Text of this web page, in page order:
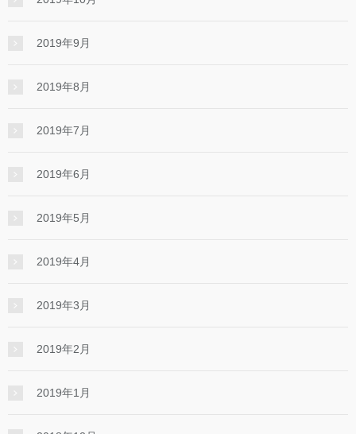
2019年9月
2019年8月
2019年7月
2019年6月
2019年5月
2019年4月
2019年3月
2019年2月
2019年1月